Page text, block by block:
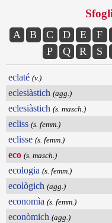
A B C D E F
P
Q R S
eclaté (v.)
eclesiàstich (agg.)
eclesiàstich (s. masch.)
ecliss (s. femm.)
eclisse (s. femm.)
eco (s. masch.)
ecologia (s. femm.)
ecològich (agg.)
economìa (s. femm.)
econòmich (agg.)